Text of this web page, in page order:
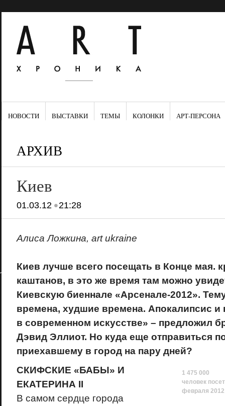
НОВОСТИ ВЫСТАВКИ ТЕМЫ КОЛОНКИ АРТ-ПЕРСОНА
АРХИВ
Киев
01.03.12•21:28
Алиса Ложкина, art ukraine
Киев лучше всего посещать в Конце мая.
каштанов, в это же время там можно
Киевскую биеннале «Арсенале-2012».
времена, худшие времена. Апокалипсис и
в современном искусстве» – предложил
Дэвид Эллиот. Но куда еще отправиться
приехавшему в город на пару дней?
1 475 000
человек
февраля 2012
СКИФСКИЕ «БАБЫ» И
ЕКАТЕРИНА II
В самом сердце города